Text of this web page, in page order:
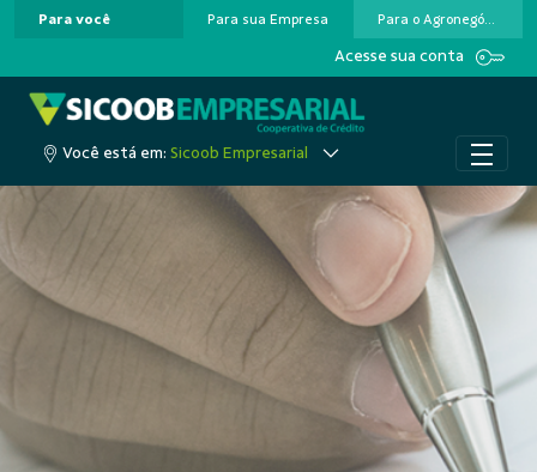
Pular para o Conteúdo principal
Para você Para sua Empresa Para o Agronegócio
Acesse sua conta
Você está em: Sicoob Empresarial